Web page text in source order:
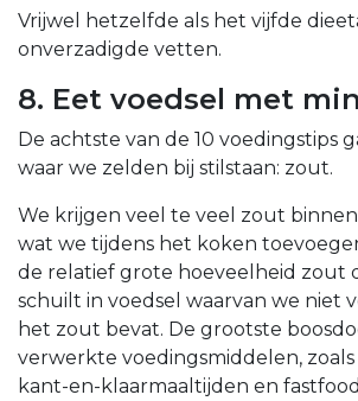
Vrijwel hetzelfde als het vijfde
onverzadigde vetten.
8. Eet voedsel met
De achtste van de 10 voedingstips
waar we zelden bij stilstaan: zout.
We krijgen veel te veel zout
wat we tijdens het koken
de relatief grote hoeveelheid zout
schuilt in voedsel waarvan we niet
het zout bevat. De grootste
verwerkte voedingsmiddelen, zoals
kant-en-klaarmaaltijden en